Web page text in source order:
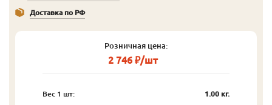
Доставка по РФ
Розничная цена:
2 746 ₽/шт
Вес 1 шт: 1.00 кг.